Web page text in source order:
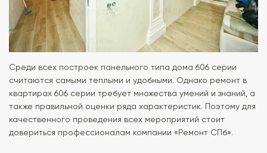
Среди всех построек панельного типа дома 606 серии
считаются самыми теплыми и удобными. Однако ремонт в
квартирах 606 серии требует множества умений и знаний, а
также правильной оценки ряда характеристик. Поэтому для
качественного проведения всех мероприятий стоит
довериться профессионалам компании «Ремонт СПб».